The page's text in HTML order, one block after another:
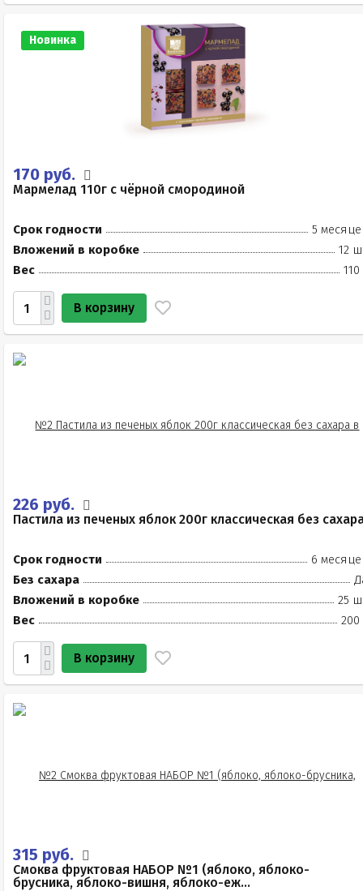
Новинка
170 руб.
Мармелад 110г с чёрной смородиной
Срок годности
5
Вложений в коробке
12
Вес
110
В корзину
226 руб.
Пастила из печеных яблок 200г классическая без
Срок годности
6
Без сахара
Вложений в коробке
25
Вес
200
В корзину
315 руб.
Смоква фруктовая НАБОР №1 (яблоко, яблоко-
брусника, яблоко-вишня, яблоко-еж...